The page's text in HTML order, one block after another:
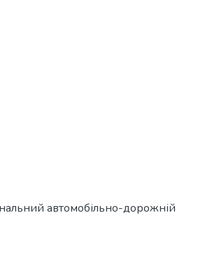
автомобільно-дорожній